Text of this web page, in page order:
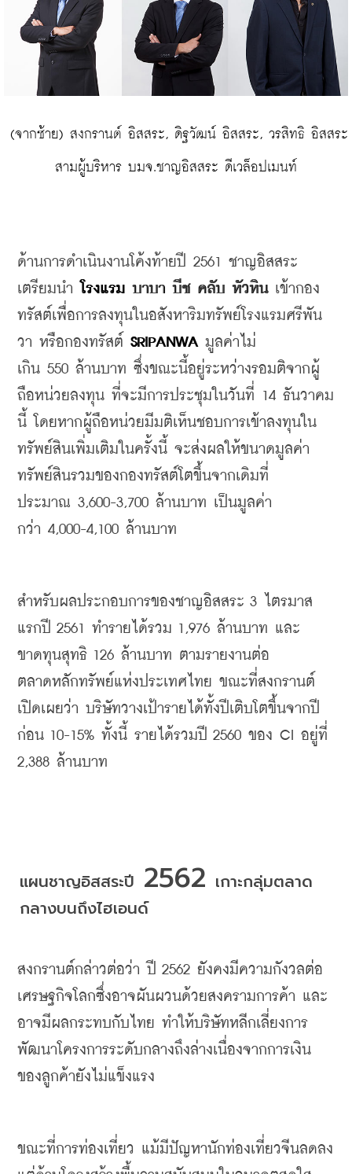
สามผู้บริหาร บมจ.ชาญอิสสระ ดีเวล็อปเมนท์
ด้านการดำเนินงานโค้งท้ายปี 2561 ชาญอิสสระ
เตรียมนำ
โรงแรม บาบา บีช คลับ หัวหิน เข้ากอง
ทรัสต์เพื่อการลงทุนในอสังหาริมทรัพย์โรงแรมศรีพัน
วา หรือกองทรัสต์ SRIPANWA มูลค่าไม่
เกิน 550 ล้านบาท ซึ่งขณะนี้อยู่ระหว่างรอมติจากผู้
ถือหน่วยลงทุน ที่จะมีการประชุมในวันที่ 14 ธันวาคม
นี้ โดยหากผู้ถือหน่วยมีมติเห็นชอบการเข้าลงทุนใน
ทรัพย์สินเพิ่มเติมในครั้งนี้ จะส่งผลให้ขนาดมูลค่า
ทรัพย์สินรวมของกองทรัสต์โตขึ้นจากเดิมที่
ประมาณ 3,600-3,700 ล้านบาท เป็นมูลค่า
กว่า 4,000-4,100 ล้านบาท
สำหรับผลประกอบการของชาญอิสสระ 3
ไตรมาส
แรกปี 2561 ทำรายได้รวม 1,976 ล้านบาท และ
ขาดทุนสุทธิ 126 ล้านบาท ตามรายงานต่อ
ตลาดหลักทรัพย์แห่งประเทศไทย ขณะที่สงกรานต์
เปิดเผยว่า บริษัทวางเป้ารายได้ทั้งปีเติบโตขึ้นจากปี
ก่อน 10-15% ทั้งนี้ รายได้รวมปี 2560 ของ CI อยู่ที่
2,388 ล้านบาท
แผนชาญอิสสระปี 2562 เกาะกลุ่มตลาด
กลางบนถึงไฮเอนด์
สงกรานต์กล่าวต่อว่า ปี 2562 ยังคงมีความกังวลต่อ
เศรษฐกิจโลกซึ่งอาจผันผวนด้วยสงครามการค้า และ
อาจมีผลกระทบกับไทย ทำให้บริษัทหลีกเลี่ยงการ
พัฒนาโครงการระดับกลางถึงล่างเนื่องจากการเงิน
ของลูกค้ายังไม่แข็งแรง
ขณะที่การท่องเที่ยว
แม้มีปัญหานักท่องเที่ยวจีนลดลง